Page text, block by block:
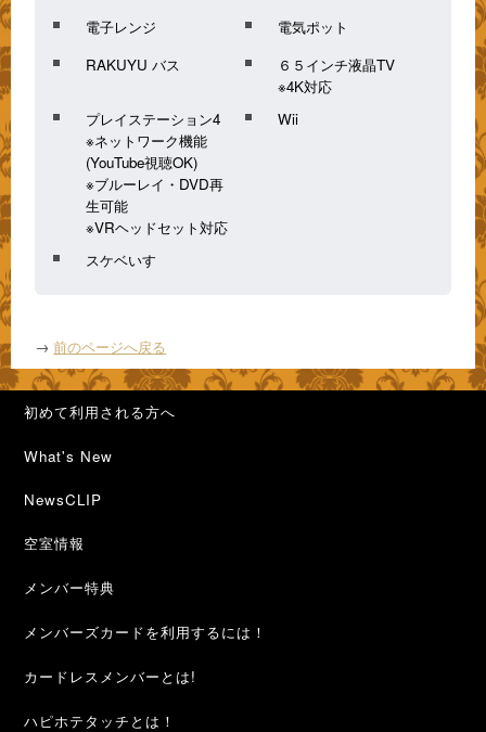
電子レンジ
電気ポット
RAKUYU バス
６５インチ液晶TV
※4K対応
プレイステーション4
※ネットワーク機能
(YouTube視聴OK)
※ブルーレイ・DVD再
生可能
※VRヘッドセット対応
Wii
スケベいす
→ 前のページへ戻る
初めて利用される方へ
What's New
NewsCLIP
空室情報
メンバー特典
メンバーズカードを利用するには！
カードレスメンバーとは!
ハピホテタッチとは！